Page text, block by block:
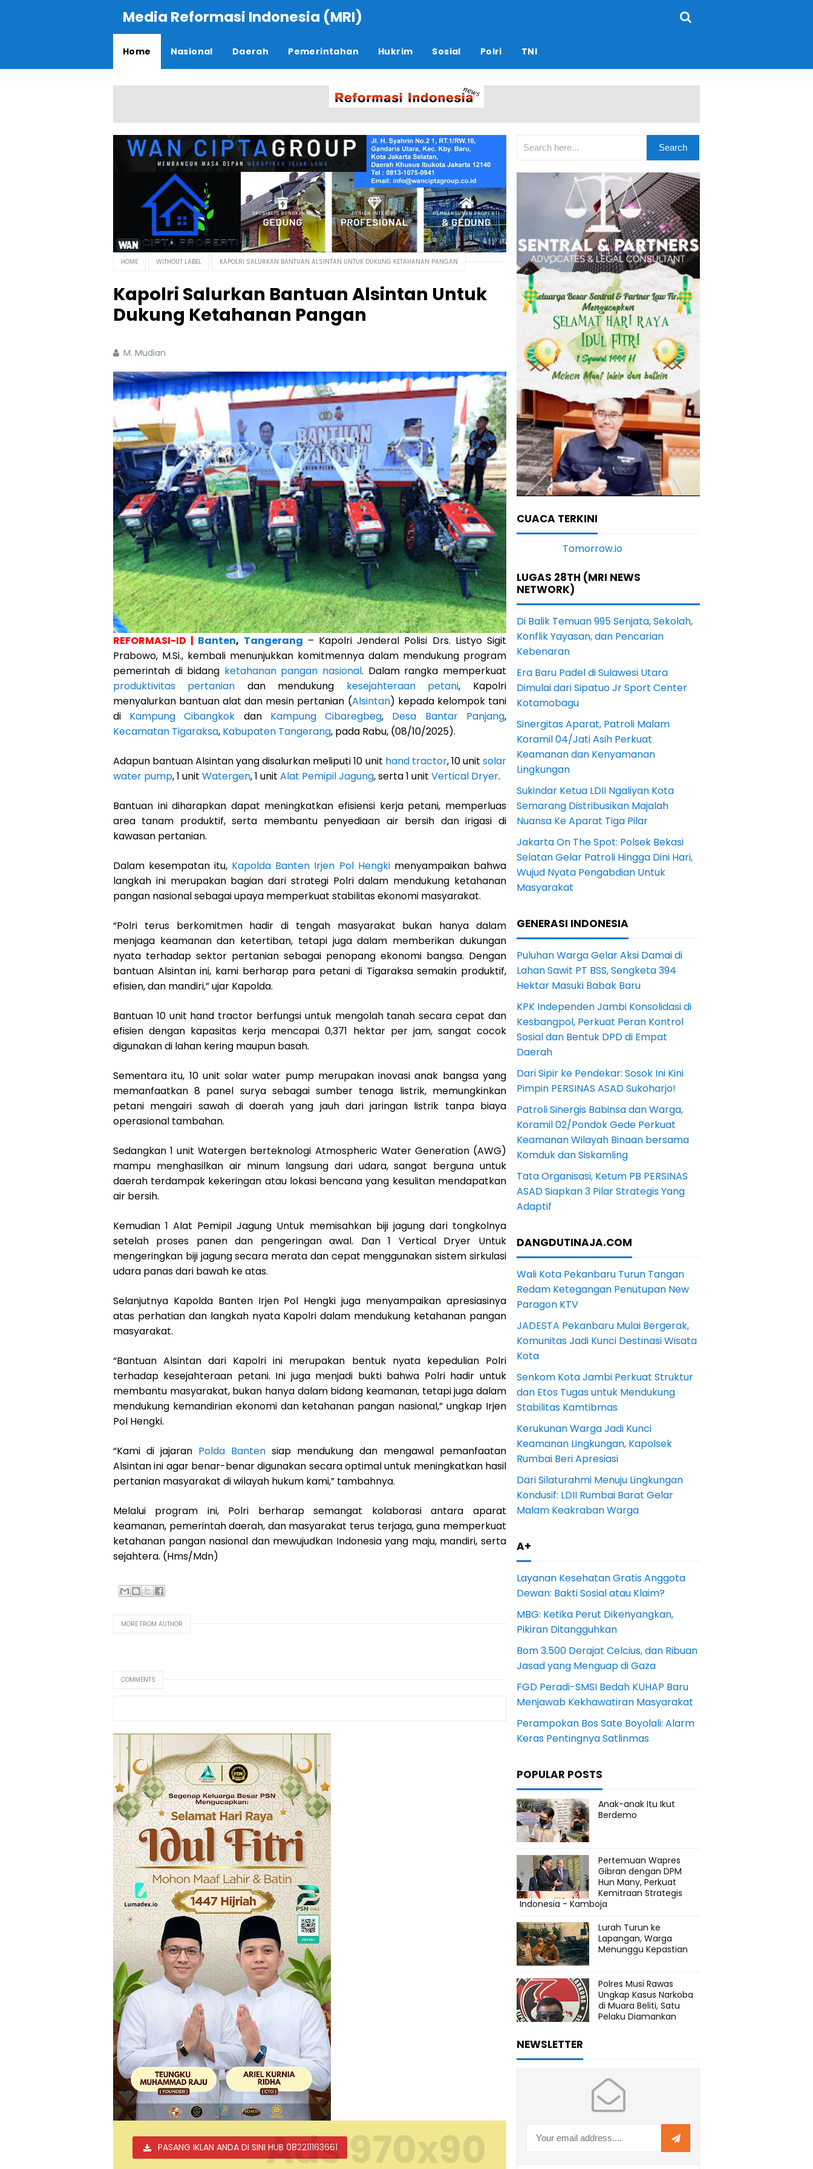
Media Reformasi Indonesia (MRI)
Home Nasional Daerah Pemerintahan Hukrim Sosial Polri TNI
HOME WITHOUT LABEL KAPOLRI SALURKAN BANTUAN ALSINTAN UNTUK DUKUNG KETAHANAN PANGAN
Kapolri Salurkan Bantuan Alsintan Untuk
Dukung Ketahanan Pangan
M. Mudian
REFORMASI-ID | Banten, Tangerang – Kapolri Jenderal Polisi Drs. Listyo Sigit
Prabowo, M.Si., kembali menunjukkan komitmennya dalam mendukung program
pemerintah di bidang ketahanan pangan nasional. Dalam rangka memperkuat
produktivitas pertanian dan mendukung kesejahteraan petani, Kapolri
menyalurkan bantuan alat dan mesin pertanian (Alsintan) kepada kelompok tani
di Kampung Cibangkok dan Kampung Cibaregbeg, Desa Bantar Panjang,
Kecamatan Tigaraksa, Kabupaten Tangerang, pada Rabu, (08/10/2025).
Adapun bantuan Alsintan yang disalurkan meliputi 10 unit hand tractor, 10 unit solar
water pump, 1 unit Watergen, 1 unit Alat Pemipil Jagung, serta 1 unit Vertical Dryer.
Bantuan ini diharapkan dapat meningkatkan efisiensi kerja petani, memperluas
area tanam produktif, serta membantu penyediaan air bersih dan irigasi di
kawasan pertanian.
Dalam kesempatan itu, Kapolda Banten Irjen Pol Hengkimenyampaikan bahwa
langkah ini merupakan bagian dari strategi Polri dalam mendukung ketahanan
pangan nasional sebagai upaya memperkuat stabilitas ekonomi masyarakat.
“Polri terus berkomitmen hadir di tengah masyarakat bukan hanya dalam
menjaga keamanan dan ketertiban, tetapi juga dalam memberikan dukungan
nyata terhadap sektor pertanian sebagai penopang ekonomi bangsa. Dengan
bantuan Alsintan ini, kami berharap para petani di Tigaraksa semakin produktif,
efisien, dan mandiri,” ujar Kapolda.
Bantuan 10 unit hand tractor berfungsi untuk mengolah tanah secara cepat dan
efisien dengan kapasitas kerja mencapai 0,371 hektar per jam, sangat cocok
digunakan di lahan kering maupun basah.
Sementara itu, 10 unit solar water pump merupakan inovasi anak bangsa yang
memanfaatkan 8 panel surya sebagai sumber tenaga listrik, memungkinkan
petani mengairi sawah di daerah yang jauh dari jaringan listrik tanpa biaya
operasional tambahan.
Sedangkan 1 unit Watergen berteknologi Atmospheric Water Generation (AWG)
mampu menghasilkan air minum langsung dari udara, sangat berguna untuk
daerah terdampak kekeringan atau lokasi bencana yang kesulitan mendapatkan
air bersih.
Kemudian 1 Alat Pemipil Jagung Untuk memisahkan biji jagung dari tongkolnya
setelah proses panen dan pengeringan awal. Dan 1 Vertical Dryer Untuk
mengeringkan biji jagung secara merata dan cepat menggunakan sistem sirkulasi
udara panas dari bawah ke atas.
Selanjutnya Kapolda Banten Irjen Pol Hengki juga menyampaikan apresiasinya
atas perhatian dan langkah nyata Kapolri dalam mendukung ketahanan pangan
masyarakat.
“Bantuan Alsintan dari Kapolri ini merupakan bentuk nyata kepedulian Polri
terhadap kesejahteraan petani. Ini juga menjadi bukti bahwa Polri hadir untuk
membantu masyarakat, bukan hanya dalam bidang keamanan, tetapi juga dalam
mendukung kemandirian ekonomi dan ketahanan pangan nasional,” ungkap Irjen
Pol Hengki.
“Kami di jajaran Polda Bantensiap mendukung dan mengawal pemanfaatan
Alsintan ini agar benar-benar digunakan secara optimal untuk meningkatkan hasil
pertanian masyarakat di wilayah hukum kami,” tambahnya.
Melalui program ini, Polri berharap semangat kolaborasi antara aparat
keamanan, pemerintah daerah, dan masyarakat terus terjaga, guna memperkuat
ketahanan pangan nasional dan mewujudkan Indonesia yang maju, mandiri, serta
sejahtera. (Hms/Mdn)
MORE FROM AUTHOR
COMMENTS
PASANG IKLAN ANDA DI SINI HUB 082211163661Ads 970x90
CUACA TERKINI
LUGAS 28TH (MRI NEWS
NETWORK)
Di Balik Temuan 995 Senjata, Sekolah,
Konflik Yayasan, dan Pencarian
Kebenaran
Era Baru Padel di Sulawesi Utara
Dimulai dari Sipatuo Jr Sport Center
Kotamobagu
Sinergitas Aparat, Patroli Malam
Koramil 04/Jati Asih Perkuat
Keamanan dan Kenyamanan
Lingkungan
Sukindar Ketua LDII Ngaliyan Kota
Semarang Distribusikan Majalah
Nuansa Ke Aparat Tiga Pilar
Jakarta On The Spot: Polsek Bekasi
Selatan Gelar Patroli Hingga Dini Hari,
Wujud Nyata Pengabdian Untuk
Masyarakat
GENERASI INDONESIA
Puluhan Warga Gelar Aksi Damai di
Lahan Sawit PT BSS, Sengketa 394
Hektar Masuki Babak Baru
KPK Independen Jambi Konsolidasi di
Kesbangpol, Perkuat Peran Kontrol
Sosial dan Bentuk DPD di Empat
Daerah
Dari Sipir ke Pendekar: Sosok Ini Kini
Pimpin PERSINAS ASAD Sukoharjo!
Patroli Sinergis Babinsa dan Warga,
Koramil 02/Pondok Gede Perkuat
Keamanan Wilayah Binaan bersama
Komduk dan Siskamling
Tata Organisasi, Ketum PB PERSINAS
ASAD Siapkan 3 Pilar Strategis Yang
Adaptif
DANGDUTINAJA.COM
Wali Kota Pekanbaru Turun Tangan
Redam Ketegangan Penutupan New
Paragon KTV
JADESTA Pekanbaru Mulai Bergerak,
Komunitas Jadi Kunci Destinasi Wisata
Kota
Senkom Kota Jambi Perkuat Struktur
dan Etos Tugas untuk Mendukung
Stabilitas Kamtibmas
Kerukunan Warga Jadi Kunci
Keamanan Lingkungan, Kapolsek
Rumbai Beri Apresiasi
Dari Silaturahmi Menuju Lingkungan
Kondusif: LDII Rumbai Barat Gelar
Malam Keakraban Warga
A+
Layanan Kesehatan Gratis Anggota
Dewan: Bakti Sosial atau Klaim?
MBG: Ketika Perut Dikenyangkan,
Pikiran Ditangguhkan
Bom 3.500 Derajat Celcius, dan Ribuan
Jasad yang Menguap di Gaza
FGD Peradi-SMSI Bedah KUHAP Baru
Menjawab Kekhawatiran Masyarakat
Perampokan Bos Sate Boyolali: Alarm
Keras Pentingnya Satlinmas
POPULAR POSTS
Anak-anak Itu Ikut
Berdemo
Pertemuan Wapres
Gibran dengan DPM
Hun Many, Perkuat
Kemitraan Strategis
Indonesia - Kamboja
Lurah Turun ke
Lapangan, Warga
Menunggu Kepastian
Polres Musi Rawas
Ungkap Kasus Narkoba
di Muara Beliti, Satu
Pelaku Diamankan
NEWSLETTER